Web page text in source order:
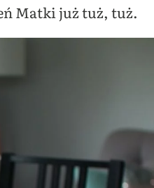
Matki już tuż, tuż.